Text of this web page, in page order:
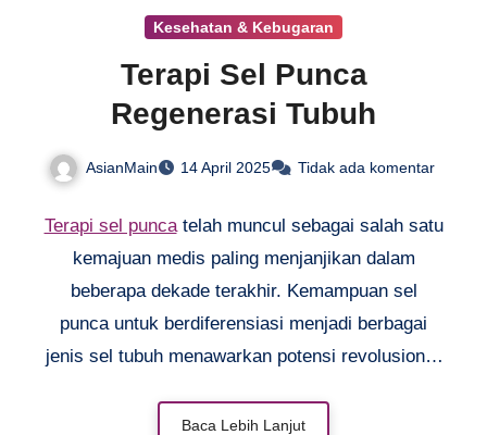
Kesehatan & Kebugaran
Terapi Sel Punca
Regenerasi Tubuh
AsianMain 14 April 2025 Tidak ada komentar
Terapi sel puncatelah muncul sebagai salah satu
kemajuan medis paling menjanjikan dalam
beberapa dekade terakhir. Kemampuan sel
punca untuk berdiferensiasi menjadi berbagai
jenis sel tubuh menawarkan potensi revolusioner
Kemampuan regenerasi sel tubuh yang
Baca Lebih Lanjut